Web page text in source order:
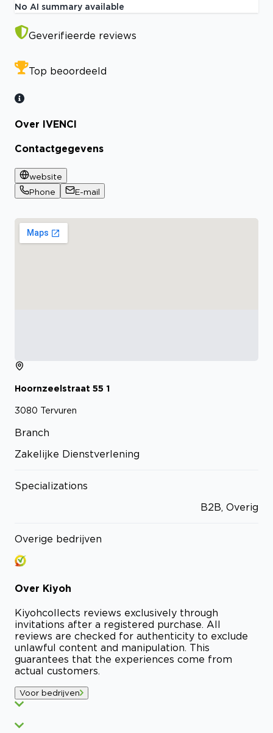
No AI summary available
Geverifieerde reviews
Top beoordeeld
Over IVENCI
Contactgegevens
website
Phone
E-mail
Hoornzeelstraat 55 1
3080 Tervuren
Branch
Zakelijke Dienstverlening
Specializations
B2B, Overig
Overige bedrijven
Over Kiyoh
Kiyohcollects reviews exclusively through
invitations after a registered purchase. All
reviews are checked for authenticity to exclude
unlawful content and manipulation. This
guarantees that the experiences come from
actual customers.
Voor bedrijven